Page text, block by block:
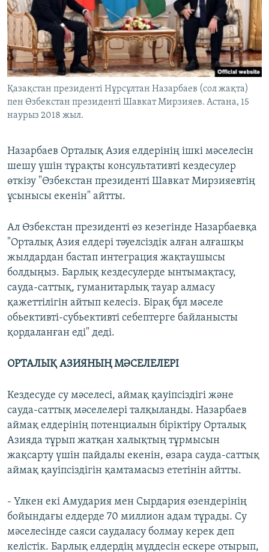
Қазақстан президенті Нұрсұлтан Назарбаев (сол жақта)
пен Өзбекстан президенті Шавкат Мирзияев. Астана, 15
наурыз 2018 жыл.
Назарбаев Орталық Азия елдерінің ішкі мәселесін
шешу үшін тұрақты консультативті кездесулер
өткізу "Өзбекстан президенті Шавкат Мирзияевтің
ұсынысы екенін" айтты.
Ал Өзбекстан президенті өз кезегінде Назарбаевқа
"Орталық Азия елдері тәуелсіздік алған алғашқы
жылдардан бастап интеграция жақтаушысы
болдыңыз. Барлық кездесулерде ынтымақтасу,
сауда-саттық, гуманитарлық тауар алмасу
қажеттілігін айтып келесіз. Бірақ бұл мәселе
обьективті-субьективті себептерге байланысты
қордаланған еді" деді.
ОРТАЛЫҚ АЗИЯНЫҢ МӘСЕЛЕЛЕРІ
Кездесуде су мәселесі, аймақ қауіпсіздігі және
сауда-саттық мәселелері талқыланды. Назарбаев
аймақ елдерінің потенциалын біріктіру Орталық
Азияда тұрып жатқан халықтың тұрмысын
жақсарту үшін пайдалы екенін, өзара сауда-саттық
аймақ қауіпсіздігін қамтамасыз ететінін айтты.
- Үлкен екі Амудария мен Сырдария өзендерінің
бойындағы елдерде 70 миллион адам тұрады. Су
мәселесінде саяси саудаласу болмау керек деп
келістік. Барлық елдердің мүддесін ескере отырып,